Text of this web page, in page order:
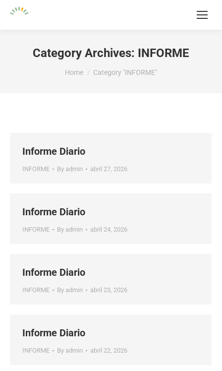
Category Archives: INFORME
You are here:
Home Category "INFORME"
Informe Diario
INFORME By admin abril 27, 2026
Informe Diario
INFORME By admin abril 24, 2026
Informe Diario
INFORME By admin abril 23, 2026
Informe Diario
INFORME By admin abril 22, 2026